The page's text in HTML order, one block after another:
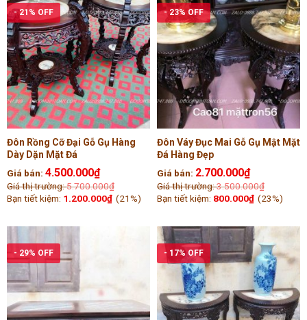
- 21% OFF
Đôn Rồng Cỡ Đại Gỗ Gụ Hàng
Dày Dặn Mặt Đá
Giá bán: 4.500.000₫
Giá thị trường:5.700.000₫
Bạn tiết kiệm: 1.200.000₫ (21%)
- 23% OFF
Đôn Váy Đục Mai Gỗ Gụ Mật Mặt
Đá Hàng Đẹp
Giá bán: 2.700.000₫
Giá thị trường:3.500.000₫
Bạn tiết kiệm: 800.000₫ (23%)
- 29% OFF - 17% OFF